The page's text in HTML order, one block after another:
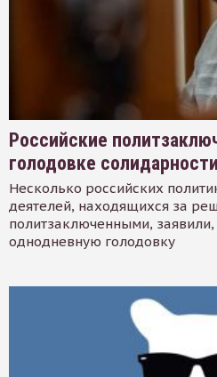
Российские
голодовке
Несколько российских
деятелей, находящихся за
политзаключенными, заявили,
однодневную голодовку